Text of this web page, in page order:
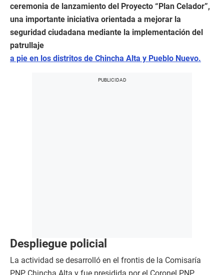
ceremonia de lanzamiento del Proyecto “Plan Celador”,
una importante iniciativa orientada a mejorar la
seguridad ciudadana mediante la implementación del
patrullaje
a pie en los distritos de Chincha Alta y Pueblo Nuevo.
Despliegue policial
La actividad se desarrolló en el frontis de la Comisaría